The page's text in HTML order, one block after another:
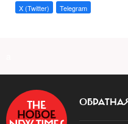
X (Twitter) Telegram